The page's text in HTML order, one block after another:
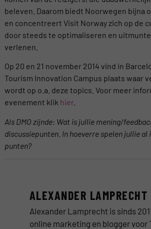
beleven. Daarom biedt Noorwegen bijna
en concentreert Visit Norway zich op de
door steeds te optimaliseren en
verlenen.
Op 20 en 21 november 2014 vind in
Tourism Innovation Campus plaats waar
wordt op o.a. deze topics. Voor meer
evenement klik hier.
Als DMO zijnde: Wat is jullie mening/
discussiepunten. In hoeverre spelen jullie al
punten?
ALEXANDER LAMPRECHT
Alexander Lamprecht is sinds
online marketing en blogger voor